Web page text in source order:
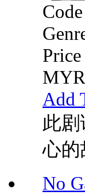
Price
Add
此
心的
No